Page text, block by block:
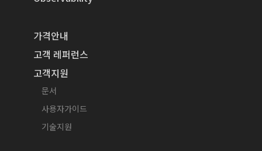
가격안내
고객 레퍼런스
고객지원
문서
사용자가이드
기술지원